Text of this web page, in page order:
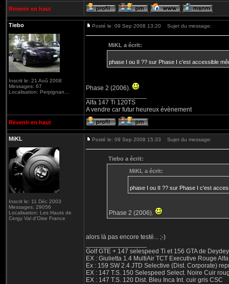
Revenir en haut
Tiebo
Inscrit le: 21 Aoû 2008
Messages: 67
Localisation: Perpignan...
Posté le: 09 Sep 2008 13:20 Sujet du message:
MiKL a écrit:
phase I ou II ?? sur Phase I c'est accessible
Phase 2 (2006).
Alfa 147 Ti 120TS
A vendre car futur heureux évènement
Revenir en haut
MiKL
Inscrit le: 11 Déc 2003
Messages: 29056
Localisation: Les Hauts de
Cergy Val d'Oise France
Posté le: 09 Sep 2008 15:33 Sujet du message:
Tiebo a écrit:
MiKL a écrit:
phase I ou II ?? sur Phase I c'est
Phase 2 (2006).
alors là pas encore testé... ;-)
Golf GTE + 147 selespeed Ti et 156 GTA de
EX : Giulietta 1.4 MultiAir TCT Executive Rouge
Ex : 159 SW 2.4 JTD Selective (Dist. Corporate)
EX : 147 T.S. 150 Selespeed Select. Noire Cuir
EX : 147 T.S. 120 Dist. Bleu Inca Int. cuir gris CSC